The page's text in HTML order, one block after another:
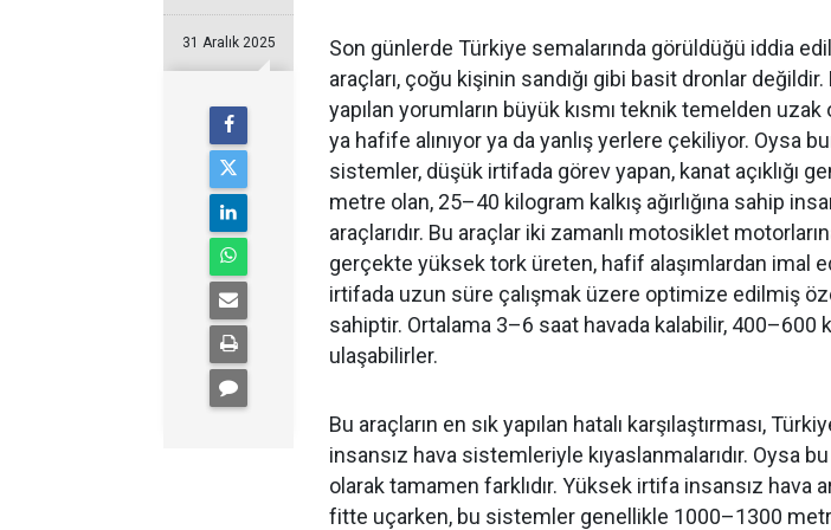
31 Aralık 2025
Son günlerde Türkiye semalarında görüldüğü iddia
araçları, çoğu kişinin sandığı gibi basit dronlar değildir.
yapılan yorumların büyük kısmı teknik temelden
ya hafife alınıyor ya da yanlış yerlere çekiliyor. Oysa
sistemler, düşük irtifada görev yapan, kanat açıklığı
metre olan, 25–40 kilogram kalkış ağırlığına sahip
araçlarıdır. Bu araçlar iki zamanlı motosiklet
gerçekte yüksek tork üreten, hafif alaşımlardan imal
irtifada uzun süre çalışmak üzere optimize edilmiş
sahiptir. Ortalama 3–6 saat havada kalabilir, 400–600
ulaşabilirler.
Bu araçların en sık yapılan hatalı karşılaştırması,
insansız hava sistemleriyle kıyaslanmalarıdır. Oysa
olarak tamamen farklıdır. Yüksek irtifa insansız hava
fitte uçarken, bu sistemler genellikle 1000–1300